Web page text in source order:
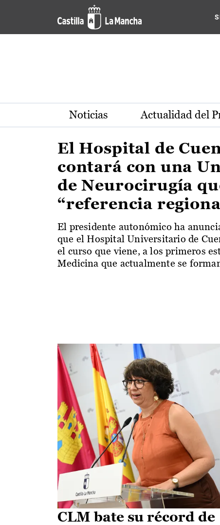
Pasar al contenido principal
Actualidad de la región de
Noticias Actualidad del
El Hospital de
contará con una
de Neurocirugía
“referencia
El presidente autonómico ha
que el Hospital Universitario de
el curso que viene, a los primeros
Medicina que actualmente se
CLM bate su récord de